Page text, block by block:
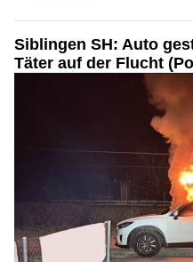
Siblingen SH: Auto
Täter auf der Flucht